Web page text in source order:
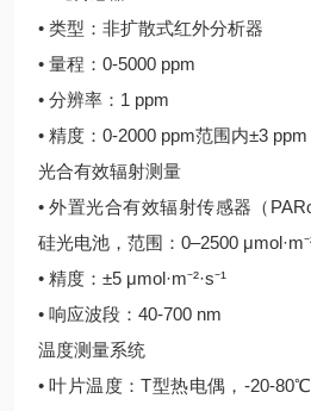
• 类型：非扩散式红外分析器
• 量程：0-5000 ppm
• 分辨率：1 ppm
• 精度：0-2000 ppm范围内±3 ppm
光合有效辐射测量
• 外置光合有效辐射传感器（
硅光电池，范围：0–2500
• 精度：±5 μmol·m⁻²·s⁻¹
• 响应波段：40-700 nm
温度测量系统
• 叶片温度：T型热电偶，-20-